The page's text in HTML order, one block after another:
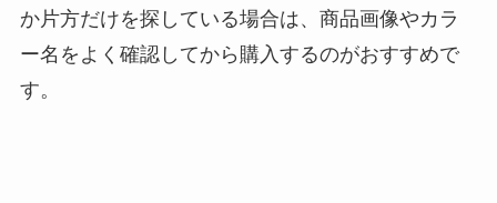
か片方だけを探している場合は、商品画像やカラ
ー名をよく確認してから購入するのがおすすめで
す。